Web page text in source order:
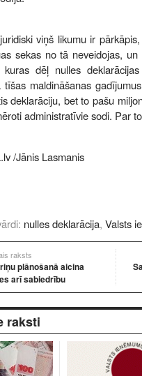
viņš likumu ir
sekas no tā neveidojas,
kuras dēļ nulles
tīšas maldināšanas
deklarāciju, bet to pašu
administratīvie sodi. Par
/Jānis Lasmanis
nulles deklarācija, Valsts
raksts
plānošanā aicina
arī sabiedrību
raksti